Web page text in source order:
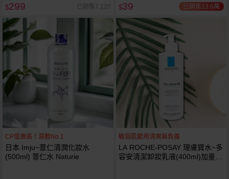
$299 已銷售7,120 $39 已銷售13.6萬
CP值激高！濕敷No.1
日本 Imju~薏仁清潤化妝水
(500ml) 薏仁水 Naturie
敏弱肌愛用清爽無負擔
LA ROCHE-POSAY 理膚寶水~多
容安清潔卸妝乳液(400ml)加量